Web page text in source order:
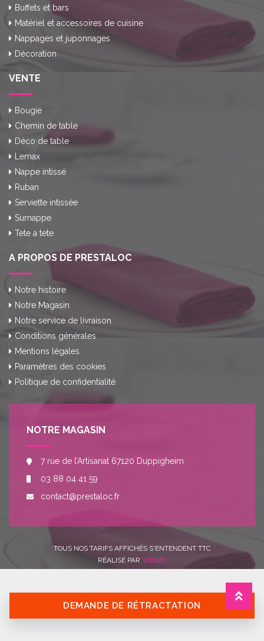
Buffets et bars
Matériel et accessoires de cuisine
Nappages et juponnages
Décoration
VENTE
Bougie
Chemin de table
Déco de table
Lemax
Nappe intissé
Ruban
Serviette intissée
Surnappe
Tete a tete
A PROPOS DE PRESTALOC
Notre histoire
Notre Magasin
Notre service de livraison
Conditions générales
Mentions légales
Paramètres des cookies
Politique de confidentialité
NOTRE MAGASIN
7 rue de l’Artisanat 67120 Duppigheim
03 88 04 41 59
contact@prestaloc.fr
TOUS NOS TARIFS AFFICHÉS S'ENTENDENT TTC
RÉALISÉ PAR WEB67
DEMANDE DE RÉTRACTATION